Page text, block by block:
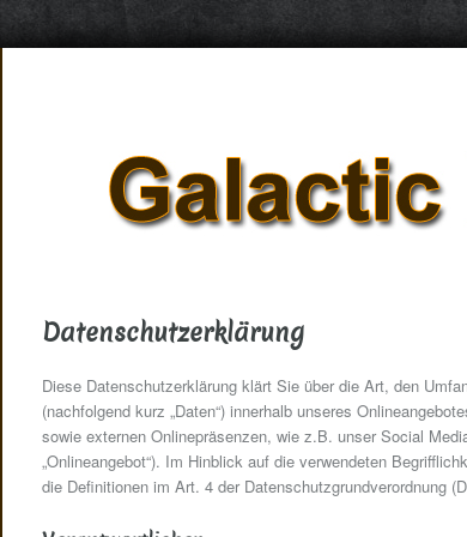
Datenschutzerklärung
Diese Datenschutzerklärung klärt Sie über die Art, den
(nachfolgend kurz „Daten“) innerhalb unseres
sowie externen Onlinepräsenzen, wie z.B. unser Social
„Onlineangebot“). Im Hinblick auf die verwendeten
die Definitionen im Art. 4 der Datenschutzgrundverordnung